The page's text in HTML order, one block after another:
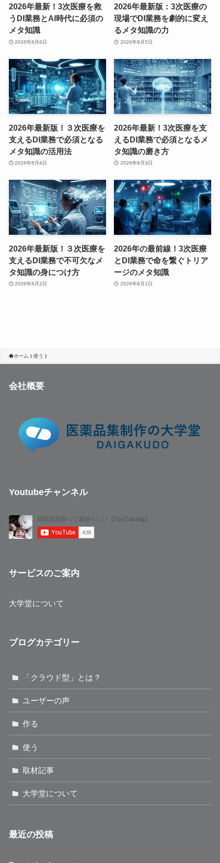
2026年最新！3次医療を救
うDI業務とAI時代に必須の
メタ知識
2026年8月6日
2026年最新版：3次医療の
現場でDI業務を劇的に変え
るメタ知識の力
2026年8月5日
2026年最新版！３次医療を
支えるDI業務で必須となる
メタ知識の活用法
2026年8月4日
2026年最新！3次医療を支
えるDI業務で必須となるメ
タ知識の磨き方
2026年8月3日
2026年最新版！３次医療を
支えるDI業務で不可欠なメ
タ知識の身につけ方
2026年8月2日
2026年の最前線！3次医療
とDI業務で命を繋ぐトリア
ージのメタ知識
2026年8月1日
ホーム 使う
会社概要
Youtubeチャンネル
サービスのご案内
大学堂について
ブログカテゴリー
「クラウド型」とは？
ユーザーの声
作る
使う
取材記事
大学堂について
最近の投稿